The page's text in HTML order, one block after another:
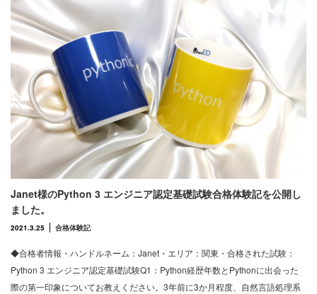
Janet様のPython 3 エンジニア認定基礎試験合格体験記を公開し
ました。
2021.3.25 合格体験記
◆合格者情報・ハンドルネーム：Janet・エリア：関東・合格された試験：
Python 3 エンジニア認定基礎試験Q1：Python経歴年数とPythonに出会った
際の第一印象についてお教えください。3年前に3か月程度、自然言語処理系